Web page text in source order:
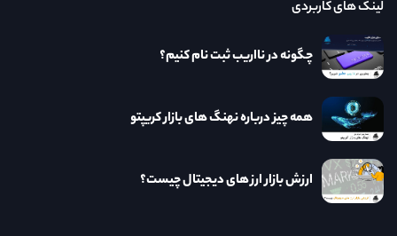
لینک های کاربردی
چگونه در نااریب ثبت نام کنیم؟
همه چیز درباره نهنگ های بازار کریپتو
ارزش بازار ارز های دیجیتال چیست؟